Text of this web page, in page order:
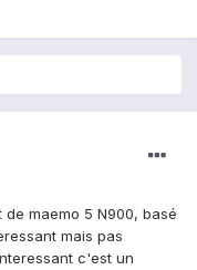
maemo 5 N900, basé
mais pas
c'est un